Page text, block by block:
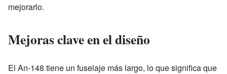
mejorarlo.
Mejoras clave en el diseño
El An-148 tiene un fuselaje más largo, lo que significa que